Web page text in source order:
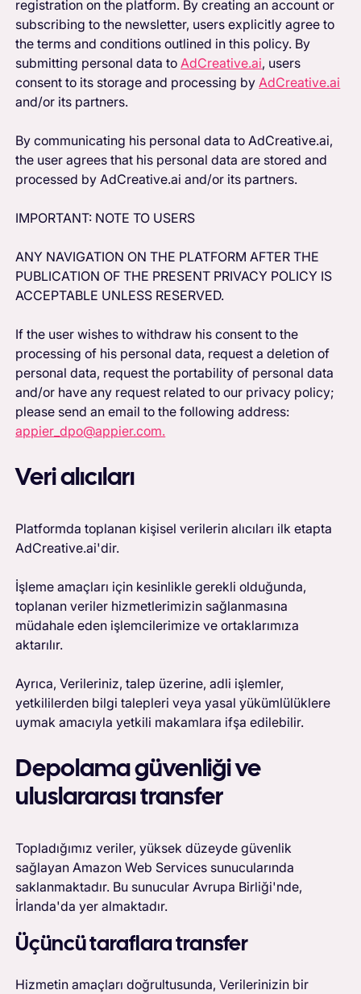
registration on the platform. By creating an account or
subscribing to the newsletter, users explicitly agree to
the terms and conditions outlined in this policy. By
submitting personal data to AdCreative.ai, users
consent to its storage and processing by AdCreative.ai
and/or its partners.
By communicating his personal data to AdCreative.ai,
the user agrees that his personal data are stored and
processed by AdCreative.ai and/or its partners.
IMPORTANT: NOTE TO USERS
ANY NAVIGATION ON THE PLATFORM AFTER THE
PUBLICATION OF THE PRESENT PRIVACY POLICY IS
ACCEPTABLE UNLESS RESERVED.
If the user wishes to withdraw his consent to the
processing of his personal data, request a deletion of
personal data, request the portability of personal data
and/or have any request related to our privacy policy;
please send an email to the following address:
appier_dpo@appier.com.
Veri alıcıları
Platformda toplanan kişisel verilerin alıcıları ilk etapta
AdCreative.ai'dir.
İşleme amaçları için kesinlikle gerekli olduğunda,
toplanan veriler hizmetlerimizin sağlanmasına
müdahale eden işlemcilerimize ve ortaklarımıza
aktarılır.
Ayrıca, Verileriniz, talep üzerine, adli işlemler,
yetkililerden bilgi talepleri veya yasal yükümlülüklere
uymak amacıyla yetkili makamlara ifşa edilebilir.
Depolama güvenliği ve
uluslararası transfer
Topladığımız veriler, yüksek düzeyde güvenlik
sağlayan Amazon Web Services sunucularında
saklanmaktadır. Bu sunucular Avrupa Birliği'nde,
İrlanda'da yer almaktadır.
Üçüncü taraflara transfer
Hizmetin amaçları doğrultusunda, Verilerinizin bir